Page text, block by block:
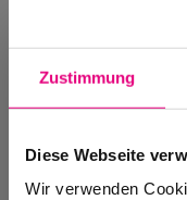
Zustimmung
Diese Webseite
Wir verwenden